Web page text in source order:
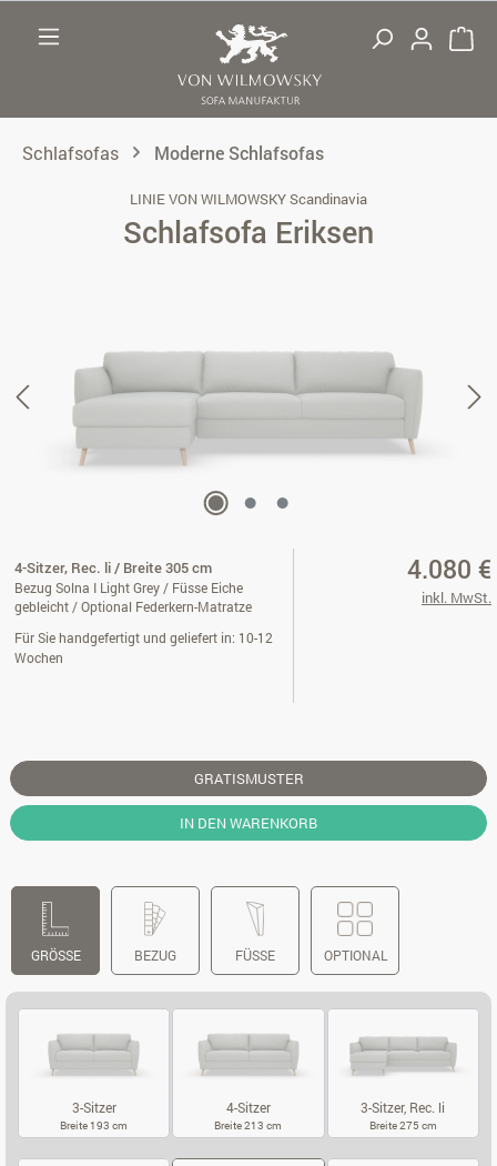
Schlafsofas Moderne Schlafsofas
LINIE VON WILMOWSKY Scandinavia
Schlafsofa Eriksen
4-Sitzer, Rec. li / Breite 305 cm
Bezug Solna I Light Grey / Füsse Eiche
gebleicht / Optional Federkern-Matratze
Für Sie handgefertigt und geliefert in: 10-12
Wochen
4.080 €
inkl. MwSt.
GRATISMUSTER
IN DEN WARENKORB
GRÖSSE BEZUG FÜSSE OPTIONAL
3-Sitzer
Breite 193 cm
4-Sitzer
Breite 213 cm
3-Sitzer, Rec. li
Breite 275 cm